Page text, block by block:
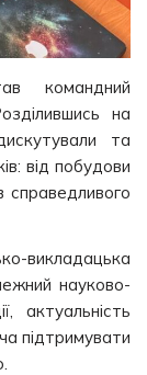
командний
на
та
від побудови
справедливого
викладацька
науково-
актуальність
підтримувати